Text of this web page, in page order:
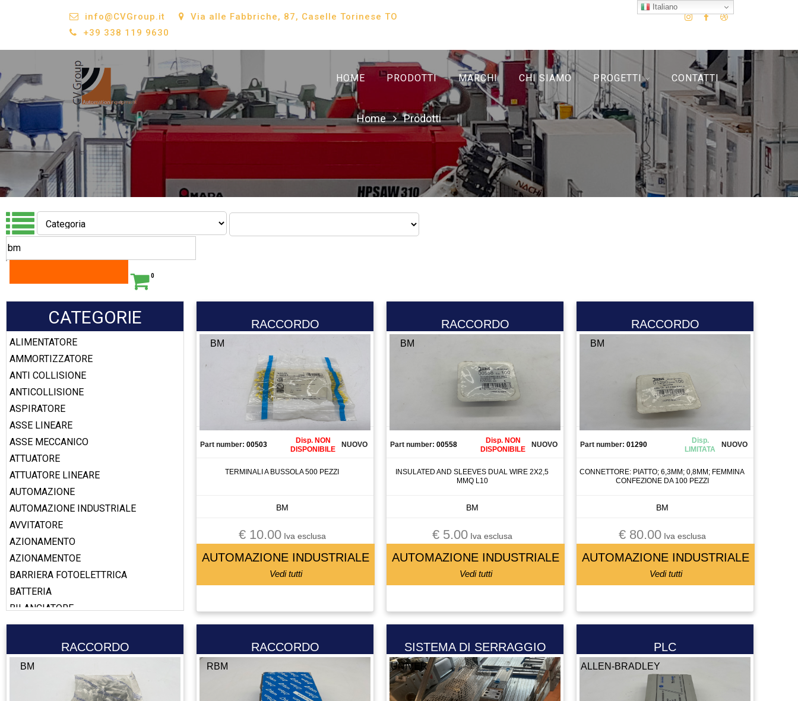
info@CVGroup.it
Via alle Fabbriche, 87, Caselle Torinese TO
+39 338 119 9630
HOME PRODOTTI MARCHI CHI SIAMO PROGETTI CONTATTI
Home Prodotti
0
CATEGORIE
ALIMENTATORE
AMMORTIZZATORE
ANTI COLLISIONE
ANTICOLLISIONE
ASPIRATORE
ASSE LINEARE
ASSE MECCANICO
ATTUATORE
ATTUATORE LINEARE
AUTOMAZIONE
AUTOMAZIONE INDUSTRIALE
AVVITATORE
AZIONAMENTO
AZIONAMENTOE
BARRIERA FOTOELETTRICA
BATTERIA
BILANCIATORE
BOBINA
CABLAGGIO
RACCORDO
BM
Part number: 00503
Disp. NON
DISPONIBILE
NUOVO
TERMINALI A BUSSOLA 500 PEZZI
BM
€ 10.00Iva esclusa
AUTOMAZIONE INDUSTRIALE
Vedi tutti
RACCORDO
BM
Part number: 00558
Disp. NON
DISPONIBILE
NUOVO
INSULATED AND SLEEVES DUAL WIRE 2X2,5
MMQ L10
BM
€ 5.00Iva esclusa
AUTOMAZIONE INDUSTRIALE
Vedi tutti
RACCORDO
BM
Part number: 01290
Disp.
LIMITATA
NUOVO
CONNETTORE: PIATTO; 6,3MM; 0,8MM; FEMMINA
CONFEZIONE DA 100 PEZZI
BM
€ 80.00Iva esclusa
AUTOMAZIONE INDUSTRIALE
Vedi tutti
RACCORDO
BM
RACCORDO
RBM
SISTEMA DI SERRAGGIO
UNIVER
PLC
ALLEN-BRADLEY
Italiano